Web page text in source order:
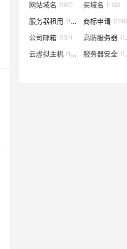
网站域名 (167) 买域名 (162)
服务器租用 (160) 商标申请 (158)
公司邮箱 (151) 高防服务器 (146)
云虚拟主机 (140) 服务器安全 (137)